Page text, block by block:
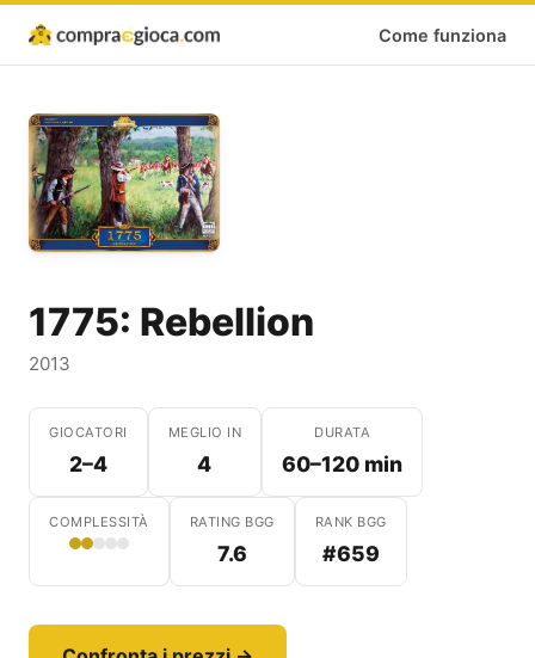
Come funziona
1775: Rebellion
2013
GIOCATORI
2–4
MEGLIO IN
4
DURATA
60–120 min
COMPLESSITÀ RATING BGG
7.6
RANK BGG
#659